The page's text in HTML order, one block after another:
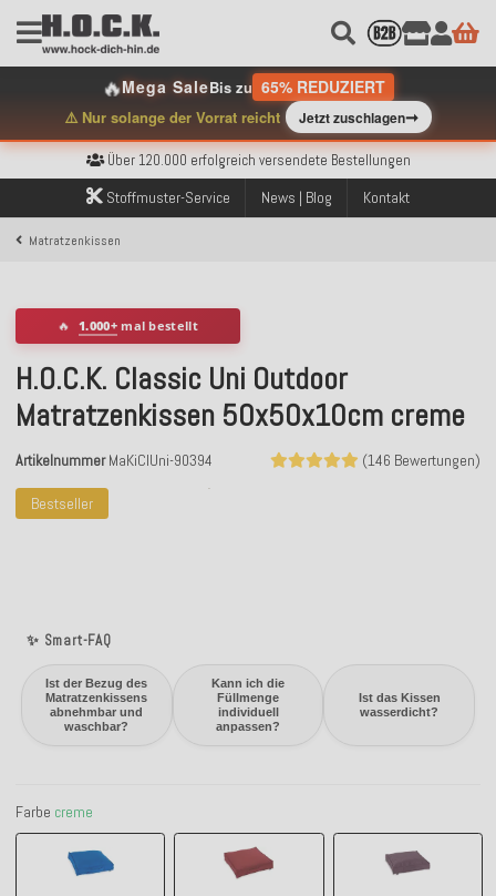
🔥Mega SaleBis zu 65% REDUZIERT
⚠️ Nur solange der Vorrat reicht Jetzt zuschlagen➞
Kostenloser Versand innerhalb Deutschlands ab 99€ Bestellwert
Über 120.000 erfolgreich versendete Bestellungen
Sicher bezahlen mit Klarna, PayPal & Amazon Pay
Kostenloser Versand innerhalb Deutschlands ab 99€ Bestellwert
Über 120.000 erfolgreich versendete Bestellungen
Sicher bezahlen mit Klarna, PayPal & Amazon Pay
Kostenloser Versand innerhalb Deutschlands ab 99€ Bestellwert
Stoffmuster-Service News | Blog Kontakt
Matratzenkissen
Bestseller
✨ Smart-FAQ
Ist der Bezug des
Matratzenkissens
abnehmbar und
waschbar?
Kann ich die
Füllmenge
individuell
anpassen?
Ist das Kissen
wasserdicht?
🔥 1.000+mal bestellt
H.O.C.K. Classic Uni Outdoor
Matratzenkissen 50x50x10cm creme
(146 Bewertungen)
Artikelnummer MaKiClUni-90394
Farbe creme
bordeaux granate